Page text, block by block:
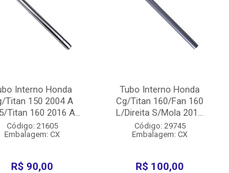
Interno Honda
Titan 150 2004 A
Titan 160 2016 A...
Código: 21605
Embalagem: CX
R$ 90,00
Tubo Interno Honda
Cg/Titan 160/Fan 160
L/Direita S/Mola 201...
Código: 29745
Embalagem: CX
R$ 100,00